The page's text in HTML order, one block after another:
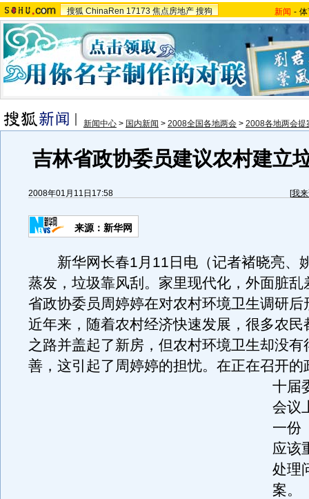
搜狐 ChinaRen 17173 焦点房地产 搜狗 新闻 -
新闻中心 > 国内新闻 > 2008全国各地两会 > 2008各地两会提
吉林省政协委员建议农村建立
2008年01月11日17:58 [我
来源：新华网
新华网长春1月11日电（记者褚晓亮、
蒸发，垃圾靠风刮。家里现代化，外面脏乱
省政协委员周婷婷在对农村环境卫生调研后
近年来，随着农村经济快速发展，很多农民
之路并盖起了新房，但农村环境卫生却没有
善，这引起了周婷婷的担忧。 在正在召开的
十届
会议
一份
应该
处理
案。